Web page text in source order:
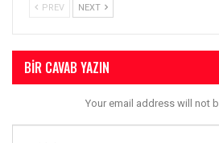
PREV NEXT
BIR CAVAB YAZIN
Your email address will not